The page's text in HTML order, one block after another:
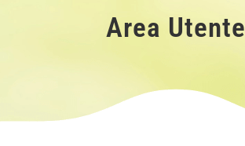
Area Utente